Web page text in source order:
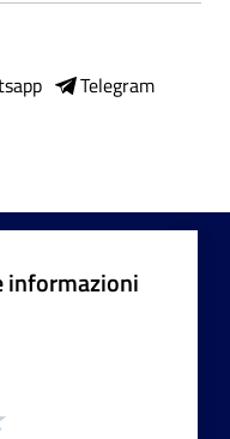
Telegram
informazioni